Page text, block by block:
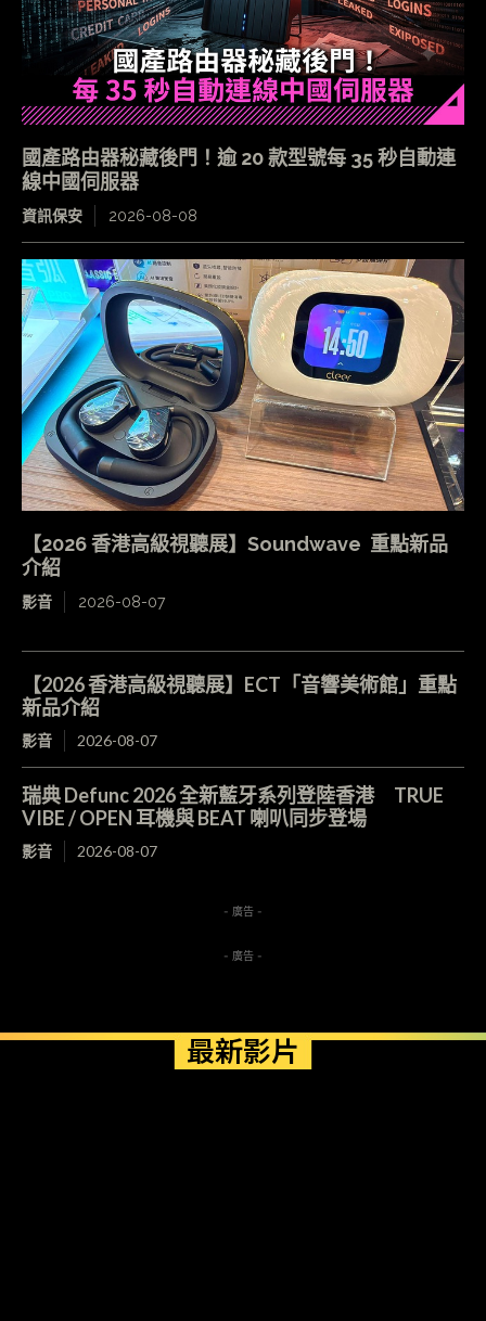
國產路由器秘藏後門！逾 20 款型號每 35 秒自動連
線中國伺服器
資訊保安 2026-08-08
【2026 香港高級視聽展】Soundwave 重點新品
介紹
影音 2026-08-07
【2026 香港高級視聽展】ECT「音響美術館」重點
新品介紹
影音 2026-08-07
瑞典 Defunc 2026 全新藍牙系列登陸香港 TRUE
VIBE / OPEN 耳機與 BEAT 喇叭同步登場
影音 2026-08-07
- 廣告 -
- 廣告 -
最新影片